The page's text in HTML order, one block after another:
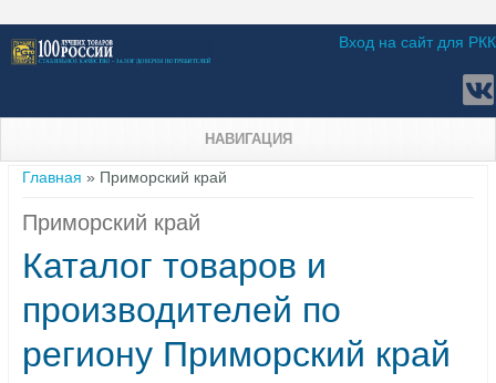
Вход на сайт для РКК
НАВИГАЦИЯ
Вы здесь
Главная » Приморский край
Приморский край
Каталог товаров и
производителей по
региону Приморский край